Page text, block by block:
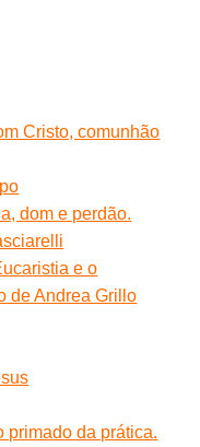
Cristo, comunhão
dom e perdão.
e o
de Andrea Grillo
primado da prática.